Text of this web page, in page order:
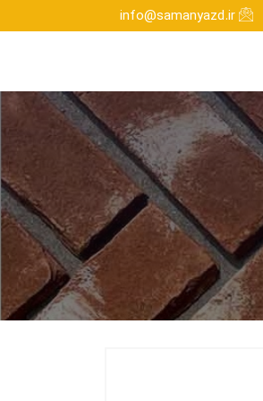
info@samanyazd.ir